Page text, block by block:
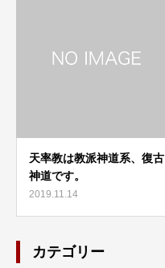
天率教は教派神道系、復古
神道です。
2019.11.14
カテゴリー